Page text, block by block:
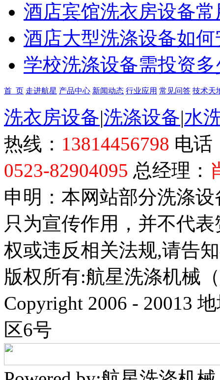
酒店宾馆洗衣房设备
酒店大型洗涤设备如
学校洗涤设备需投资多
首 页 走进航星 产品中心 新闻动态 行业应用 常见问答 技术天
洗衣房设备|洗涤设备|水
热线： 13814456798 电话
0523-82904095 总经理：
申明：本网站部分洗涤
只为宣传作用，并不代
权或违反相关法规,请告
版权所有:航星洗涤机械
Copyright 2006 - 20013
区6号